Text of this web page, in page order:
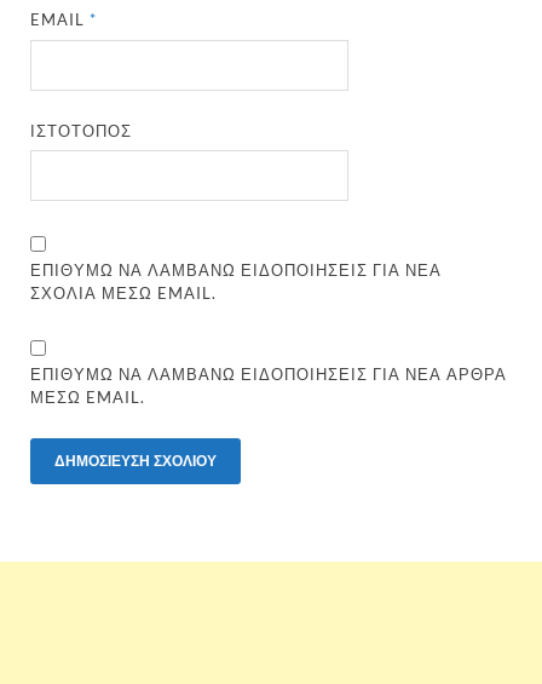
EMAIL*
ΙΣΤΌΤΟΠΟΣ
ΕΠΙΘΥΜΏ ΝΑ ΛΑΜΒΆΝΩ ΕΙΔΟΠΟΙΉΣΕΙΣ ΓΙΑ ΝΈΑ
ΣΧΌΛΙΑ ΜΈΣΩ EMAIL.
ΕΠΙΘΥΜΏ ΝΑ ΛΑΜΒΆΝΩ ΕΙΔΟΠΟΙΉΣΕΙΣ ΓΙΑ ΝΈΑ ΆΡΘΡΑ
ΜΈΣΩ EMAIL.